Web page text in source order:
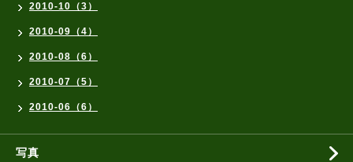
2010-10（3）
2010-09（4）
2010-08（6）
2010-07（5）
2010-06（6）
写真